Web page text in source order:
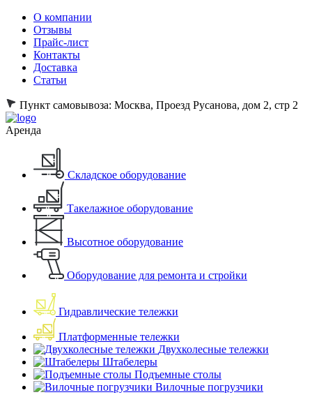
О компании
Отзывы
Прайс-лист
Контакты
Доставка
Статьи
Пункт самовывоза: Москва, Проезд Русанова, дом 2, стр 2
Аренда
Складское оборудование
Такелажное оборудование
Высотное оборудование
Оборудование для ремонта и стройки
Гидравлические тележки
Платформенные тележки
Двухколесные тележки
Штабелеры
Подъемные столы
Вилочные погрузчики